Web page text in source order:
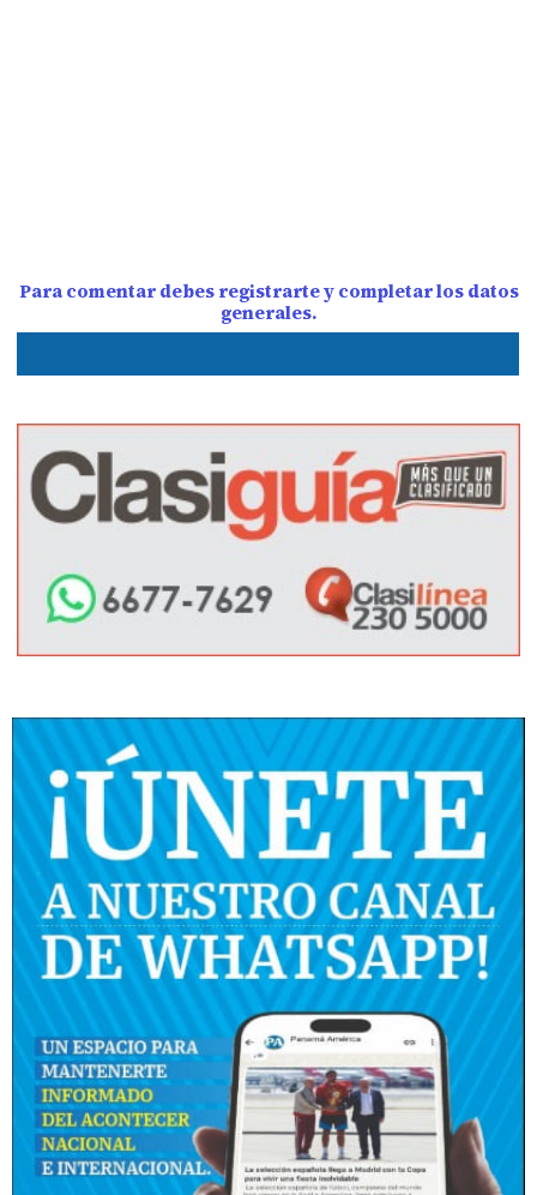
Para comentar debes registrarte y completar los datos
generales.